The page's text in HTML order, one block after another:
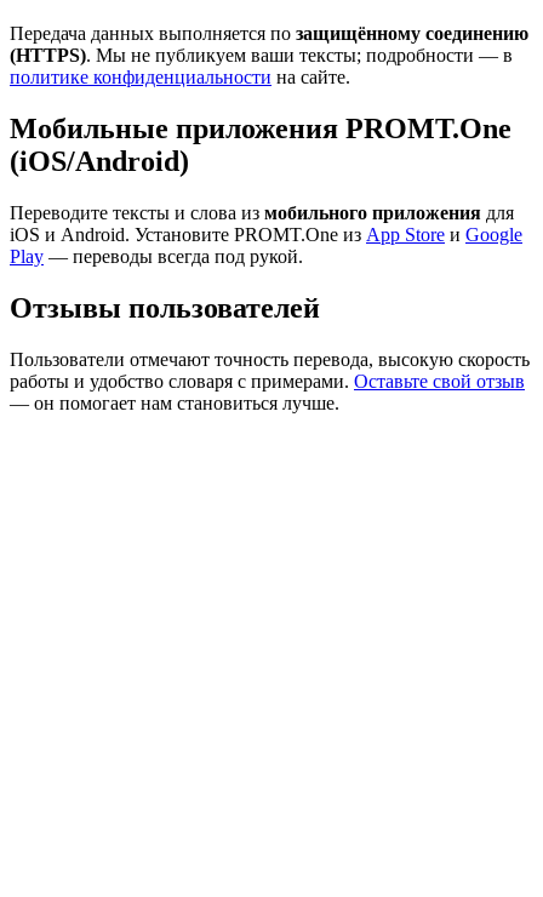
Передача данных выполняется по защищённому соединению
(HTTPS). Мы не публикуем ваши тексты; подробности — в
политике конфиденциальности на сайте.
Мобильные приложения PROMT.One
(iOS/Android)
Переводите тексты и слова из мобильного приложения для
iOS и Android. Установите PROMT.One из App Store и Google
Play — переводы всегда под рукой.
Отзывы пользователей
Пользователи отмечают точность перевода, высокую скорость
работы и удобство словаря с примерами. Оставьте свой отзыв
— он помогает нам становиться лучше.